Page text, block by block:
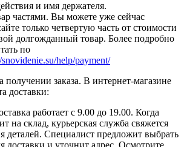
и имя держателя.
частями. Вы можете уже сейчас
только четвертую часть от стоимости
долгожданный товар. Более подробно
по
help/payment/
получении заказа. В интернет-магазине
доставки:
работает с 9.00 до 19.00. Когда
на склад, курьерская служба свяжется
деталей. Специалист предложит выбрать
доставки и уточнит адрес. Осмотрите